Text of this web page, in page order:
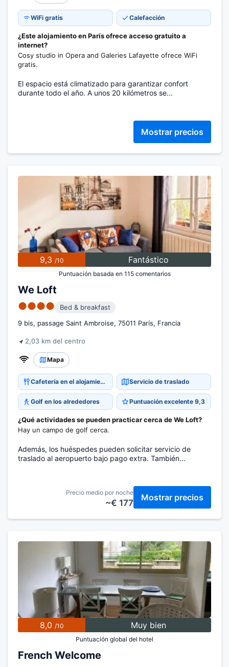
WiFi gratis Calefacción
¿Este alojamiento en París ofrece acceso gratuito a
internet?
Cosy studio in Opera and Galeries Lafayette ofrece WiFi
gratis.
El espacio está climatizado para garantizar confort
durante todo el año. A unos 20 kilómetros se...
Mostrar precios
9,3 /10 Fantástico
Puntuación basada en 115 comentarios
We Loft
●●●●
Bed & breakfast
9 bis, passage Saint Ambroise, 75011 París, Francia
2,03 km del centro
Mapa
Cafetería en el alojamiento Servicio de traslado
Golf en los alrededores Puntuación excelente 9,3
¿Qué actividades se pueden practicar cerca de We Loft?
Hay un campo de golf cerca.
Además, los huéspedes pueden solicitar servicio de
traslado al aeropuerto bajo pago extra. También...
Precio medio por noche
~€ 177
Mostrar precios
8,0 /10 Muy bien
Puntuación global del hotel
French Welcome